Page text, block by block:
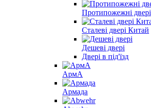
Протипожежні двері
Сталеві двері Китай
Дешеві двері
Двері в під'їзд
АрмА
Армада